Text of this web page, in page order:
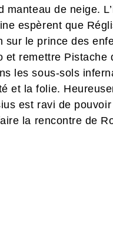
manteau de neige.
espèrent que
sur le prince des
et remettre Pistache
les sous-sols
et la folie.
est ravi de
la rencontre de